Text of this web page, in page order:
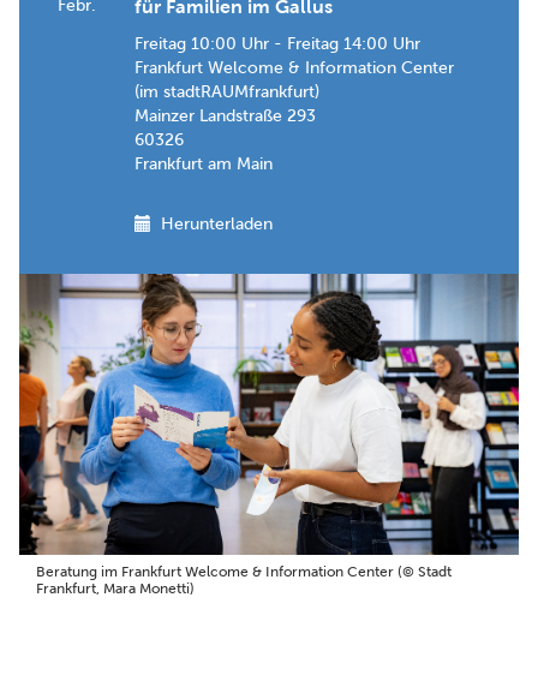
Febr.
für Familien im Gallus
Freitag 10:00 Uhr - Freitag 14:00 Uhr
Frankfurt Welcome & Information Center
(im stadtRAUMfrankfurt)
Mainzer Landstraße 293
60326
Frankfurt am Main
Herunterladen
Beratung im Frankfurt Welcome & Information Center (© Stadt
Frankfurt, Mara Monetti)